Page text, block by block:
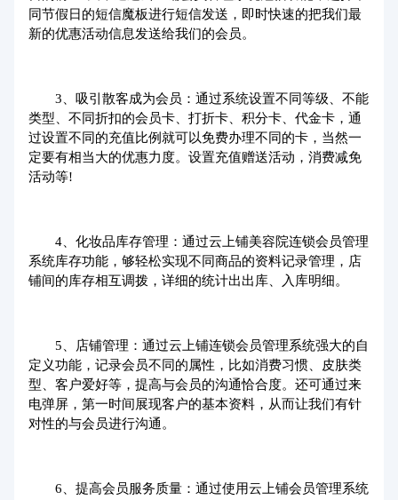
同节假日的短信魔板进行短信发送，即时快速的把我们最
新的优惠活动信息发送给我们的会员。
3、吸引散客成为会员：通过系统设置不同等级、不能
类型、不同折扣的会员卡、打折卡、积分卡、代金卡，通
过设置不同的充值比例就可以免费办理不同的卡，当然一
定要有相当大的优惠力度。设置充值赠送活动，消费减免
活动等!
4、化妆品库存管理：通过云上铺美容院连锁会员管理
系统库存功能，够轻松实现不同商品的资料记录管理，店
铺间的库存相互调拨，详细的统计出出库、入库明细。
5、店铺管理：通过云上铺连锁会员管理系统强大的自
定义功能，记录会员不同的属性，比如消费习惯、皮肤类
型、客户爱好等，提高与会员的沟通恰合度。还可通过来
电弹屏，第一时间展现客户的基本资料，从而让我们有针
对性的与会员进行沟通。
6、提高会员服务质量：通过使用云上铺会员管理系统